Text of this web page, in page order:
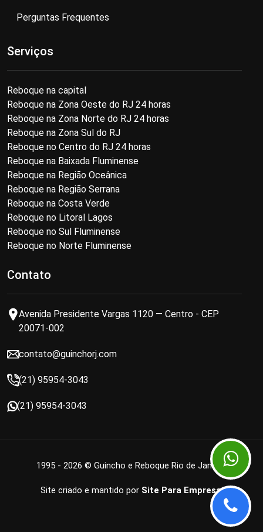
Perguntas Frequentes
Serviços
Reboque na capital
Reboque na Zona Oeste do RJ 24 horas
Reboque na Zona Norte do RJ 24 horas
Reboque na Zona Sul do RJ
Reboque no Centro do RJ 24 horas
Reboque na Baixada Fluminense
Reboque na Região Oceânica
Reboque na Região Serrana
Reboque na Costa Verde
Reboque no Litoral Lagos
Reboque no Sul Fluminense
Reboque no Norte Fluminense
Contato
Avenida Presidente Vargas 1120 — Centro - CEP
20071-002
contato@guinchorj.com
(21) 95954-3043
(21) 95954-3043
1995 - 2026 © Guincho e Reboque Rio de Janeiro
Site criado e mantido por Site Para Empresa.